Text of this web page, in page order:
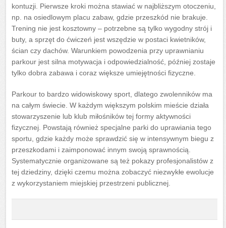
kontuzji. Pierwsze kroki można stawiać w najbliższym otoczeniu,
np. na osiedlowym placu zabaw, gdzie przeszkód nie brakuje.
Trening nie jest kosztowny – potrzebne są tylko wygodny strój i
buty, a sprzęt do ćwiczeń jest wszędzie w postaci kwietników,
ścian czy dachów. Warunkiem powodzenia przy uprawnianiu
parkour jest silna motywacja i odpowiedzialność, później zostaje
tylko dobra zabawa i coraz większe umiejętności fizyczne.
Parkour to bardzo widowiskowy sport, dlatego zwolenników ma
na całym świecie. W każdym większym polskim mieście działa
stowarzyszenie lub klub miłośników tej formy aktywności
fizycznej. Powstają również specjalne parki do uprawiania tego
sportu, gdzie każdy może sprawdzić się w intensywnym biegu z
przeszkodami i zaimponować innym swoją sprawnością.
Systematycznie organizowane są też pokazy profesjonalistów z
tej dziedziny, dzięki czemu można zobaczyć niezwykłe ewolucje
z wykorzystaniem miejskiej przestrzeni publicznej.